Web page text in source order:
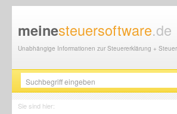
meinesteuersoftware.de
Unabhängige Informationen zur Steuererklärung +
Steuersoftware
Sie sind hier: